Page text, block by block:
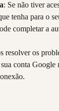
: Se não tiver
tenha para o
completar a
resolver os
sua conta